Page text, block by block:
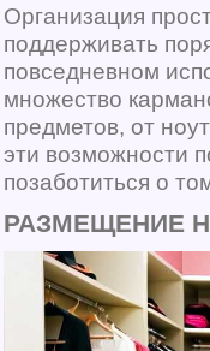
Организация
поддерживать
повседневном
множество
предметов, от
эти возможности
позаботиться о
РАЗМЕЩЕНИЕ